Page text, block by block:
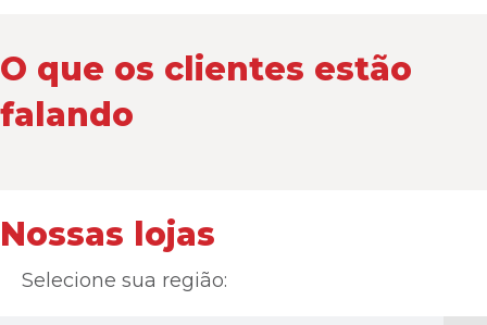
O que os clientes estão
falando
Nossas lojas
Selecione sua região: